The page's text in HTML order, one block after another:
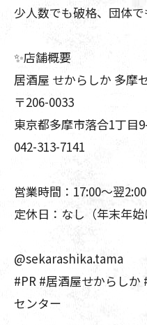
少人数でも破格、団体
✨店舗概要
居酒屋 せからしか 多摩
〒206-0033
東京都多摩市落合1丁目
042-313-7141
営業時間：17:00〜翌2:00
定休日：なし（年末年始
@sekarashika.tama
#PR #居酒屋せからし
センター